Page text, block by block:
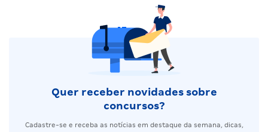
Quer receber novidades sobre
concursos?
Cadastre-se e receba as notícias em destaque da semana, dicas,